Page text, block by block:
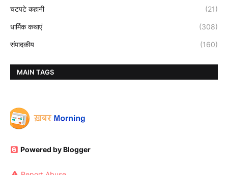
चटपटे कहानी (21)
धार्मिक कथाएं (308)
संपादकीय (160)
MAIN TAGS
Powered by Blogger